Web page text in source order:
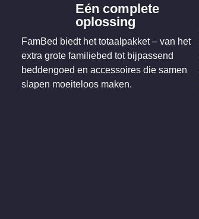
Eén complete
oplossing
FamBed biedt het totaalpakket – van het
extra grote familiebed tot bijpassend
beddengoed en accessoires die samen
slapen moeiteloos maken.